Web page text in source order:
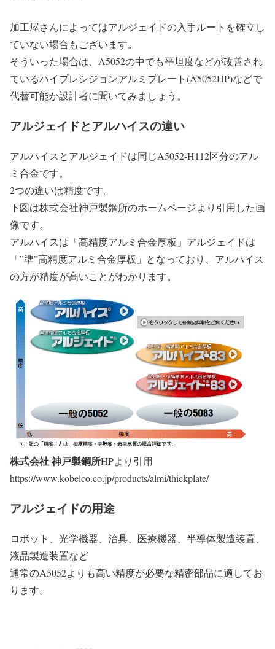
加工屋さんによってはアルジェイドの入手ルートを確立し
ていない場合もございます。
そういった場合は、A5052の中でも平坦度などが改善され
ているハイプレシジョンアルミプレート(A5052HP)などで
代替可能か設計者に聞いてみましょう。
アルジェイドとアルハイスの違い
アルハイスとアルジェイドは同じA5052-H112区分のアル
ミ合金です。
2つの違いは精度です。
下図は株式会社神戸製鋼所のホームページより引用した画
像です。
アルハイスは「高精度アルミ合金厚板」アルジェイドは
「”準”高精度アルミ合金厚板」となっており、アルハイス
の方が精度が高いことがわかります。
株式会社 神戸製鋼所HPより引用
https://www.kobelco.co.jp/products/almi/thickplate/
アルジェイドの用途
ロボット、光学機器、治具、医療機器、半導体製造装置、
液晶製造装置など
通常のA5052よりも高い精度が必要な精密部品に適してお
ります。